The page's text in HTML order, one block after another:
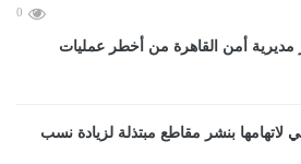
0
مديرية أمن القاهرة من أخطر عمليات